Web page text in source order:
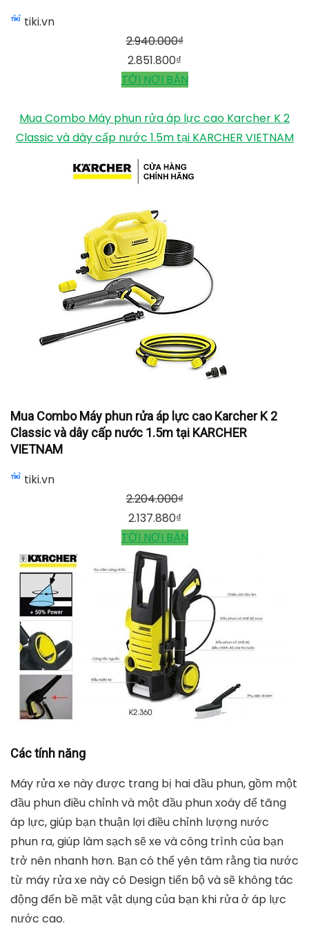
tiki.vn
2.940.000₫
2.851.800₫
TỚI NƠI BÁN
Mua Combo Máy phun rửa áp lực cao Karcher K 2
Classic và dây cấp nước 1.5m tại KARCHER VIETNAM
Mua Combo Máy phun rửa áp lực cao Karcher K 2
Classic và dây cấp nước 1.5m tại KARCHER
VIETNAM
tiki.vn
2.204.000₫
2.137.880₫
TỚI NƠI BÁN
Các tính năng
Máy rửa xe này được trang bị hai đầu phun, gồm một
đầu phun điều chỉnh và một đầu phun xoáy để tăng
áp lực, giúp bạn thuận lợi điều chỉnh lượng nước
phun ra, giúp làm sạch sẽ xe và công trình của bạn
trở nên nhanh hơn. Bạn có thể yên tâm rằng tia nước
từ máy rửa xe này có Design tiến bộ và sẽ không tác
động đến bề mặt vật dụng của bạn khi rửa ở áp lực
nước cao.